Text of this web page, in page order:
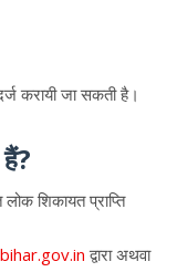
करायी जा सकती है।
शिकायत प्राप्ति
द्वारा अथवा